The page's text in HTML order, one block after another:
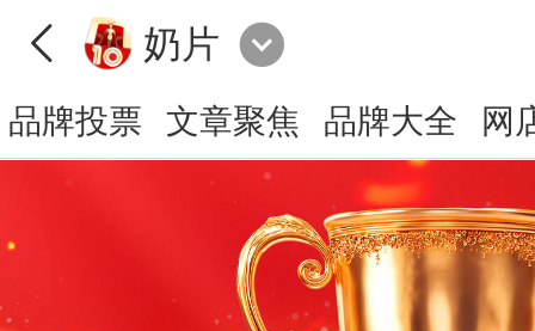
奶片
品牌投票 文章聚焦 品牌大全 网